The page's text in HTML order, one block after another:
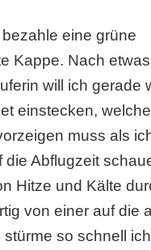
eine grüne
Kappe. Nach
will ich gerade
einstecken,
muss als
die Abflugzeit
Hitze und Kälte
von einer auf die
so schnell